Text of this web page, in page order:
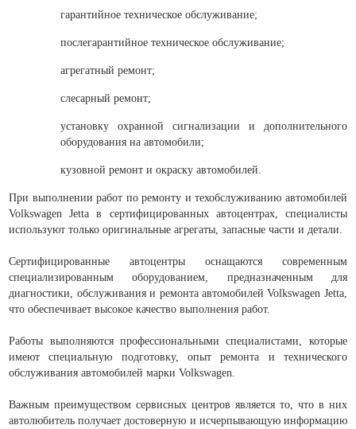
гарантийное техническое обслуживание;
послегарантийное техническое обслуживание;
агрегатный ремонт;
слесарный ремонт;
установку охранной сигнализации и дополнительного
оборудования на автомобили;
кузовной ремонт и окраску автомобилей.
При выполнении работ по ремонту и техобслуживанию автомобилей
Volkswagen Jetta в сертифицированных автоцентрах, специалисты
используют только оригинальные агрегаты, запасные части и детали.
Сертифицированные автоцентры оснащаются современным
специализированным оборудованием, предназначенным для
диагностики, обслуживания и ремонта автомобилей Volkswagen Jetta,
что обеспечивает высокое качество выполнения работ.
Работы выполняются профессиональными специалистами, которые
имеют специальную подготовку, опыт ремонта и технического
обслуживания автомобилей марки Volkswagen.
Важным преимуществом сервисных центров является то, что в них
автолюбитель получает достоверную и исчерпывающую информацию